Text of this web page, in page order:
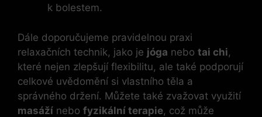
k bolestem.
Dále doporučujeme pravidelnou praxi
relaxačních technik, jako je jóga nebo tai chi,
které nejen zlepšují flexibilitu, ale také podporují
celkové uvědomění si vlastního těla a
správného držení. Můžete také zvažovat využití
masáží nebo fyzikální terapie, což může